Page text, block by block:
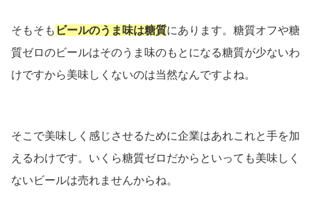
そもそも ビールのうま味は糖質にあります。糖質オフや糖
質ゼロのビールはそのうま味のもとになる糖質が少ないわ
けですから美味しくないのは当然なんですよね。
そこで美味しく感じさせるために企業はあれこれと手を加
えるわけです。いくら糖質ゼロだからといっても美味しく
ないビールは売れませんからね。